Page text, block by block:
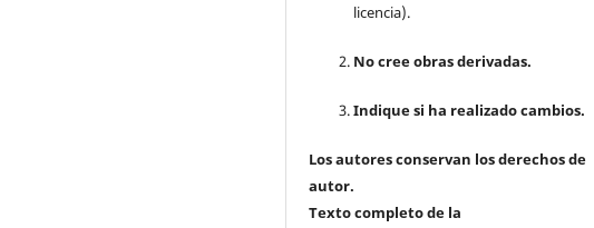
licencia).
No cree obras derivadas.
Indique si ha realizado cambios.
Los autores conservan los derechos de
autor.
Texto completo de la